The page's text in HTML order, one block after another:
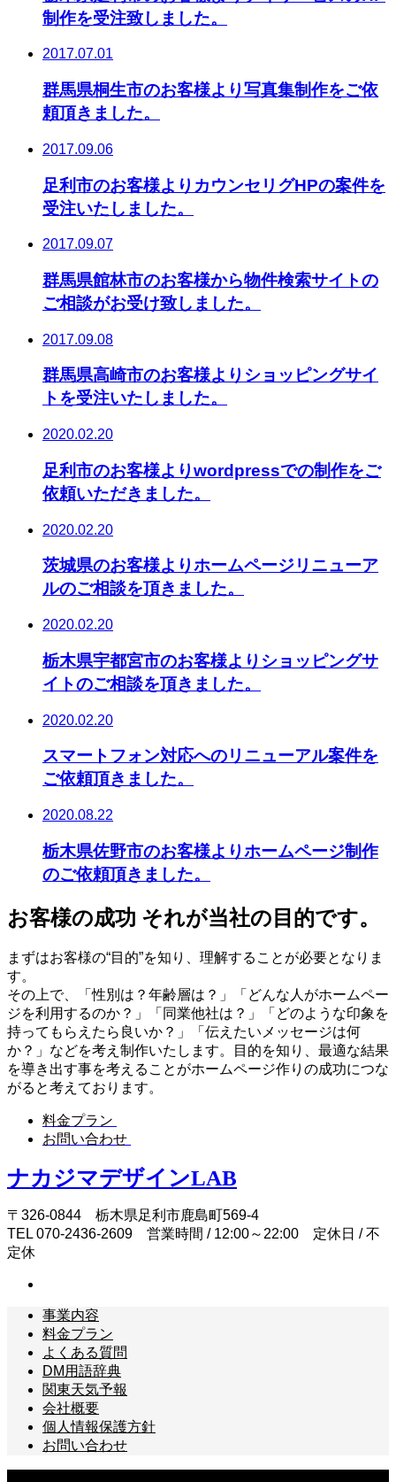
制作を受注致しました。
2017.07.01
群馬県桐生市のお客様より写真集制作をご依
頼頂きました。
2017.09.06
足利市のお客様よりカウンセリグHPの案件を
受注いたしました。
2017.09.07
群馬県館林市のお客様から物件検索サイトの
ご相談がお受け致しました。
2017.09.08
群馬県高崎市のお客様よりショッピングサイ
トを受注いたしました。
2020.02.20
足利市のお客様よりwordpressでの制作をご
依頼いただきました。
2020.02.20
茨城県のお客様よりホームページリニューア
ルのご相談を頂きました。
2020.02.20
栃木県宇都宮市のお客様よりショッピングサ
イトのご相談を頂きました。
2020.02.20
スマートフォン対応へのリニューアル案件を
ご依頼頂きました。
2020.08.22
栃木県佐野市のお客様よりホームページ制作
のご依頼頂きました。
お客様の成功 それが当社の目的です。
まずはお客様の“目的”を知り、理解することが必要となりま
す。
その上で、「性別は？年齢層は？」「どんな人がホームペー
ジを利用するのか？」「同業他社は？」「どのような印象を
持ってもらえたら良いか？」「伝えたいメッセージは何
か？」などを考え制作いたします。目的を知り、最適な結果
を導き出す事を考えることがホームページ作りの成功につな
がると考えております。
料金プラン
お問い合わせ
ナカジマデザインLAB
〒326-0844 栃木県足利市鹿島町569-4
TEL 070-2436-2609 営業時間 / 12:00～22:00 定休日 / 不
定休
事業内容
料金プラン
よくある質問
DM用語辞典
関東天気予報
会社概要
個人情報保護方針
お問い合わせ